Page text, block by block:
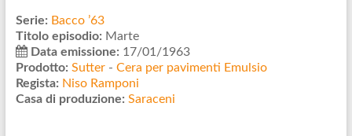
Serie: Bacco ’63
Titolo episodio: Marte
Data emissione: 17/01/1963
Prodotto: Sutter- Cera per pavimenti Emulsio
Regista: Niso Ramponi
Casa di produzione: Saraceni